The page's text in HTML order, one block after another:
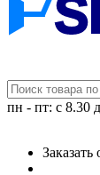
пн - пт: с 8.30